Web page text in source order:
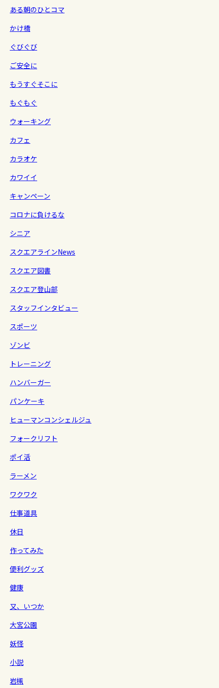
ある朝のひとコマ
かけ橋
ぐびぐび
ご安全に
もうすぐそこに
もぐもぐ
ウォーキング
カフェ
カラオケ
カワイイ
キャンペーン
コロナに負けるな
シニア
スクエアラインNews
スクエア図書
スクエア登山部
スタッフインタビュー
スポーツ
ゾンビ
トレーニング
ハンバーガー
パンケーキ
ヒューマンコンシェルジュ
フォークリフト
ポイ活
ラーメン
ワクワク
仕事道具
休日
作ってみた
便利グッズ
健康
又、いつか
大宮公園
妖怪
小説
岩槻